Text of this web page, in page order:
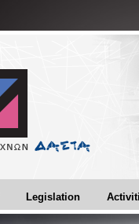
Legislation